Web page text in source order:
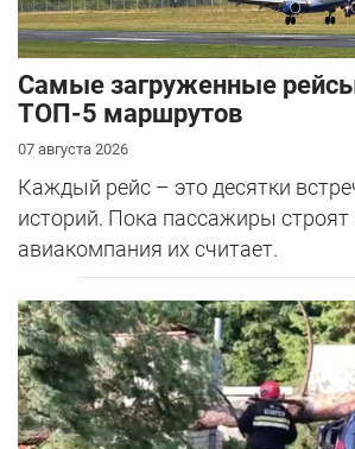
Самые загруженные
ТОП-5 маршрутов
07 августа 2026
Каждый рейс – это десятки
историй. Пока пассажиры
авиакомпания их считает.